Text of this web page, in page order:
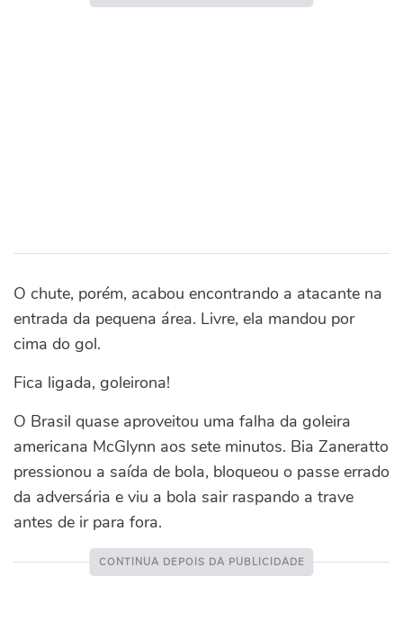
O chute, porém, acabou encontrando a atacante na
entrada da pequena área. Livre, ela mandou por
cima do gol.
Fica ligada, goleirona!
O Brasil quase aproveitou uma falha da goleira
americana McGlynn aos sete minutos. Bia Zaneratto
pressionou a saída de bola, bloqueou o passe errado
da adversária e viu a bola sair raspando a trave
antes de ir para fora.